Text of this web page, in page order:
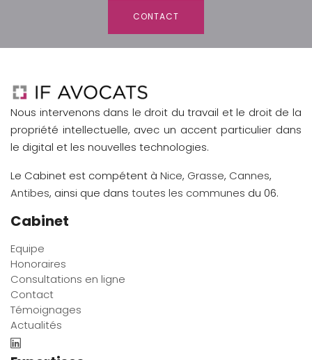
CONTACT
Nous intervenons dans le droit du travail et le droit de la
propriété intellectuelle, avec un accent particulier dans
le digital et les nouvelles technologies.
Le Cabinet est compétent à Nice, Grasse, Cannes,
Antibes, ainsi que dans toutes les communes du 06.
Cabinet
Equipe
Honoraires
Consultations en ligne
Contact
Témoignages
Actualités